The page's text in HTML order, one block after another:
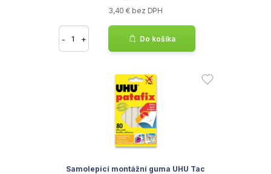
3,40 € bez DPH
- + Do košíka
Samolepicí montážní guma UHU Tac